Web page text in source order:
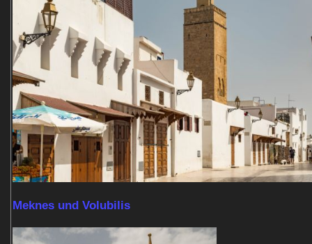
Meknes und Volubilis